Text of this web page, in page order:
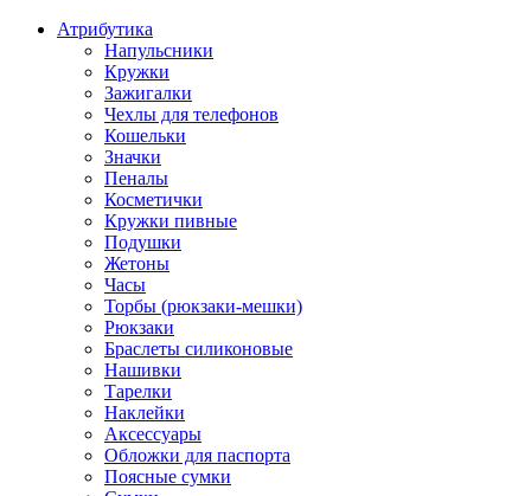
Атрибутика
Напульсники
Кружки
Зажигалки
Чехлы для телефонов
Кошельки
Значки
Пеналы
Косметички
Кружки пивные
Подушки
Жетоны
Часы
Торбы (рюкзаки-мешки)
Рюкзаки
Браслеты силиконовые
Нашивки
Тарелки
Наклейки
Аксессуары
Обложки для паспорта
Поясные сумки